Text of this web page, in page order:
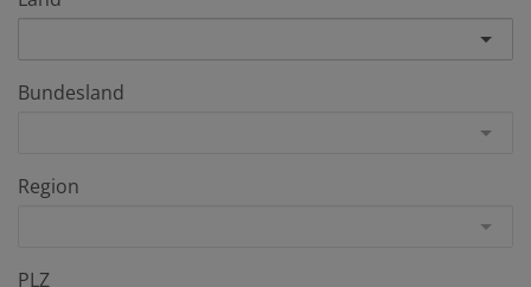
Bundesland
Region
PLZ